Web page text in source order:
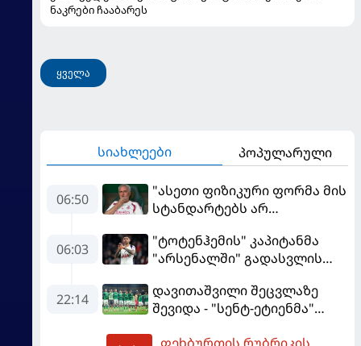
ნაკრები ჩააბარეს
ყველა
სიახლეები პოპულარული
06:50
"ასეთი ფიზიკური ფორმა მის
სტანდარტებს არ
"რეალის" ახალწვეული
გააკრიტიკა
06:03
"ტოტენჰემის" კაპიტანმა
"არსენალში" გადასვლის
22:14
დავითაშვილი შეცვლაზე
შევიდა - "სენტ-ეტიენმა"